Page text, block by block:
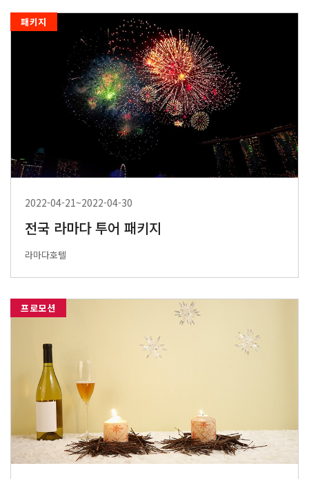
패키지
2022-04-21~2022-04-30
전국 라마다 투어 패키지
라마다호텔
프로모션